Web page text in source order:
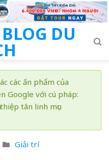
DU
các ấn phẩm của
Google với cú pháp:
tân linh mục
Giải trí